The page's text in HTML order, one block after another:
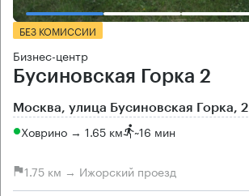
БЕЗ КОМИССИИ
Бизнес-центр
Бусиновская Горка 2
Москва, улица Бусиновская Горка, 2
Ховрино → 1.65 км ~16 мин
1.75 км → Ижорский проезд